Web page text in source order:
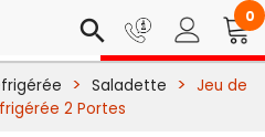
search 0
Saladette
Jeu de
2 Portes